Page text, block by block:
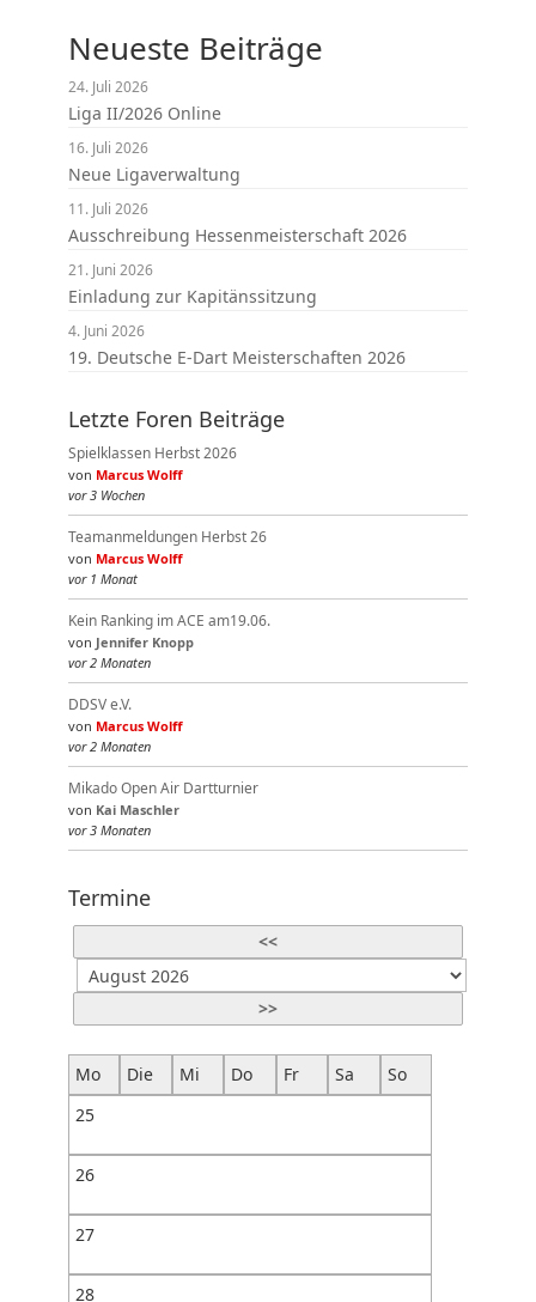
Neueste Beiträge
Liga II/2026 Online
24. Juli 2026
Neue Ligaverwaltung
16. Juli 2026
Ausschreibung Hessenmeisterschaft 2026
11. Juli 2026
Einladung zur Kapitänssitzung
21. Juni 2026
19. Deutsche E-Dart Meisterschaften 2026
4. Juni 2026
Letzte Foren Beiträge
Spielklassen Herbst 2026
von Marcus Wolff
vor 3 Wochen
Teamanmeldungen Herbst 26
von Marcus Wolff
vor 1 Monat
Kein Ranking im ACE am19.06.
von Jennifer Knopp
vor 2 Monaten
DDSV e.V.
von Marcus Wolff
vor 2 Monaten
Mikado Open Air Dartturnier
von Kai Maschler
vor 3 Monaten
Termine
<<
>>
Mo Die Mi Do Fr Sa
So
25
26
27
28